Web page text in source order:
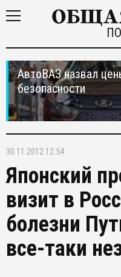
АвтоВАЗ назвал
безопасности
30.11.2012 12:54
Японский
визит в
болезни
все-таки